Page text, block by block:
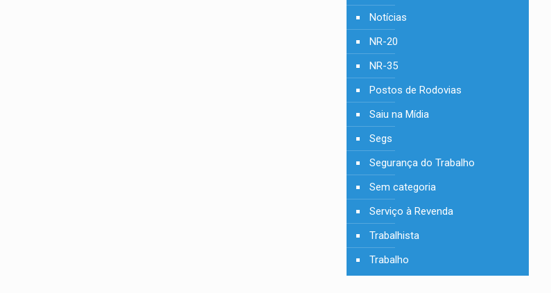
Notícias
NR-20
NR-35
Postos de Rodovias
Saiu na Mídia
Segs
Segurança do Trabalho
Sem categoria
Serviço à Revenda
Trabalhista
Trabalho